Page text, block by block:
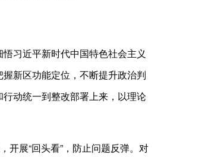
习近平新时代中国特色社会主义
新区功能定位，不断提升政治判
动统一到整改部署上来，以理论
开展“回头看”，防止问题反弹。对